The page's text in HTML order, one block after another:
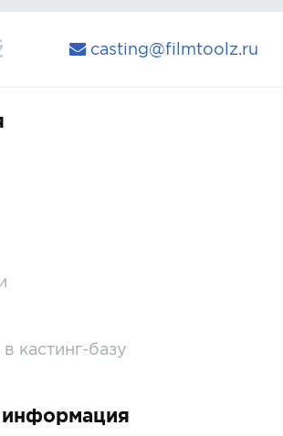
casting@filmtoolz.ru
кастинг-базу